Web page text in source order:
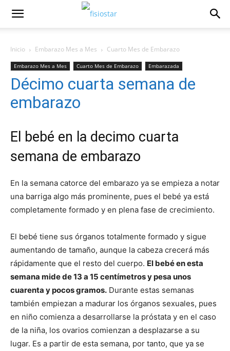
Inicio Embarazo Mes a Mes Cuarto Mes de Embarazo
Embarazo Mes a Mes Cuarto Mes de Embarazo
Embarazada
Embarazo Semana a Semana
Décimo cuarta semana de
embarazo
El bebé en la decimo cuarta
semana de embarazo
En la semana catorce del embarazo ya se empieza a notar
una barriga algo más prominente, pues el bebé ya está
completamente formado y en plena fase de crecimiento.
El bebé tiene sus órganos totalmente formado y sigue
aumentando de tamaño, aunque la cabeza crecerá más
rápidamente que el resto del cuerpo. El bebé en esta
semana mide de 13 a 15 centímetros y pesa unos
cuarenta y pocos gramos. Durante estas semanas
también empiezan a madurar los órganos sexuales, pues
en niño comienza a desarrollarse la próstata y en el caso
de la niña, los ovarios comienzan a desplazarse a su
lugar. Es a partir de esta semana, por tanto, que ya se